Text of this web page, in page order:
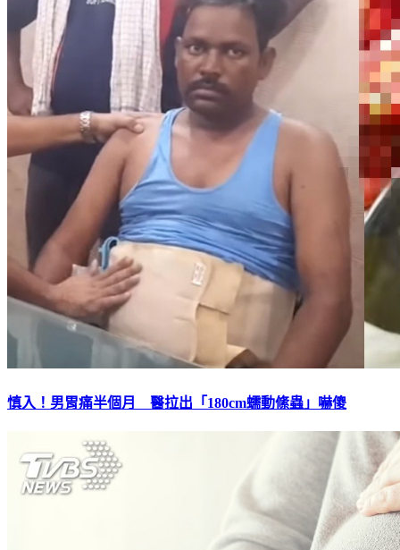
慎入！男胃痛半個月 醫拉出「180cm蠕動絛蟲」嚇傻